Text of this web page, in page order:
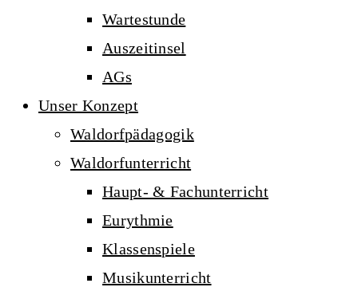
Wartestunde
Auszeitinsel
AGs
Unser Konzept
Waldorfpädagogik
Waldorfunterricht
Haupt- & Fachunterricht
Eurythmie
Klassenspiele
Musikunterricht